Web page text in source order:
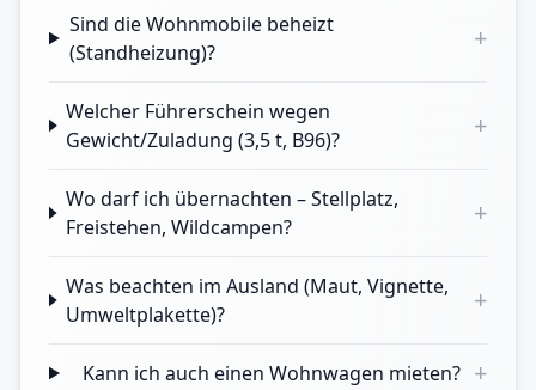
Sind die Wohnmobile beheizt
(Standheizung)?
+
Welcher Führerschein wegen
Gewicht/Zuladung (3,5 t, B96)?
+
Wo darf ich übernachten – Stellplatz,
Freistehen, Wildcampen?
+
Was beachten im Ausland (Maut, Vignette,
Umweltplakette)?
+
Kann ich auch einen Wohnwagen mieten? +